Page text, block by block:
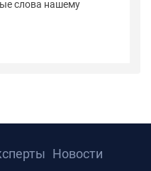
слова нашему
Новости